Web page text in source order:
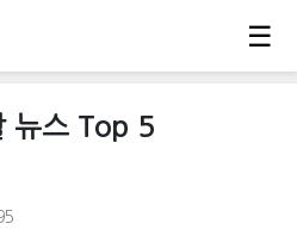
☰
뉴스 Top 5